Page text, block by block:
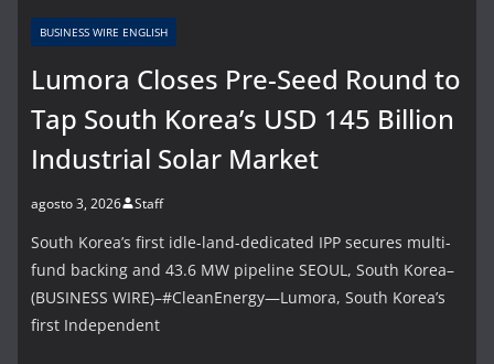
BUSINESS WIRE ENGLISH
Lumora Closes Pre-Seed Round to
Tap South Korea’s USD 145 Billion
Industrial Solar Market
agosto 3, 2026 Staff
South Korea’s first idle-land-dedicated IPP secures multi-
fund backing and 43.6 MW pipeline SEOUL, South Korea–
(BUSINESS WIRE)–#CleanEnergy—Lumora, South Korea’s
first Independent